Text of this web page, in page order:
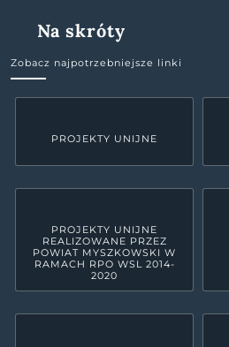
Na skróty
Zobacz najpotrzebniejsze linki
PROJEKTY UNIJNE
PROJEKTY UNIJNE
REALIZOWANE PRZEZ
POWIAT MYSZKOWSKI W
RAMACH RPO WSL 2014-
2020